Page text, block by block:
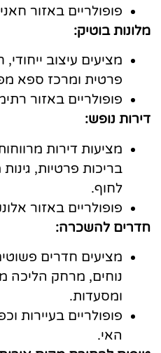
פופולריים באזור
מלונות בוטיק:
מציעים עיצוב
פרטית ומרכז ספא
פופולריים באזור
דירות נופש:
מציעות דירות
בריכות פרטיות,
לחוף.
פופולריים באזור
חדרים להשכרה:
מציעים חדרים
נוחים, מרחק הליכה
ומסעדות.
פופולריים בעיירות
האי.